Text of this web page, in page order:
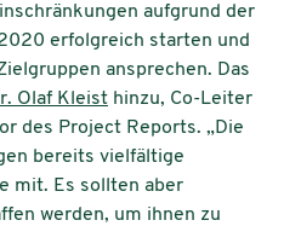
aufgrund der
erfolgreich starten und
ansprechen. Das
Olaf Kleist hinzu, Co-Leiter
des Project Reports. „Die
bereits vielfältige
mit. Es sollten aber
werden, um ihnen zu